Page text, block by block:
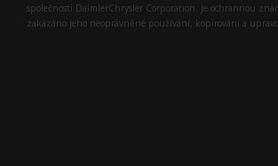
společnosti DaimlerChrysler Corporation. Je ochrannou
zakázáno jeho neoprávněné používání, kopírování a